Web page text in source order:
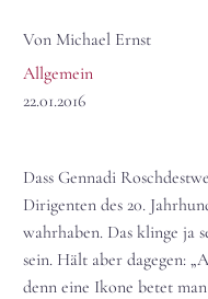
Von Michael Ernst
Allgemein
22.01.2016
Dass Gennadi
Dirigenten des 20.
wahrhaben. Das klinge ja
sein. Hält aber dagegen:
denn eine Ikone betet